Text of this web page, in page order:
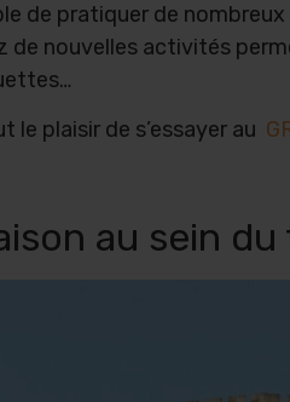
de pratiquer de
de nouvelles activités
le plaisir de s’essayer au
au sein